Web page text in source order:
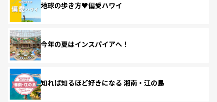
地球の歩き方♥偏愛ハワイ
今年の夏はインスパイアへ！
知れば知るほど好きになる 湘南・江の島